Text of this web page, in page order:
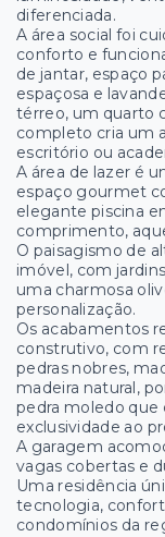
diferenciada.
A área social foi
conforto e
de jantar, espaço
espaçosa e
térreo, um quarto
completo cria um
escritório ou
A área de lazer é
espaço gourmet
elegante piscina
comprimento,
O paisagismo de
imóvel, com
uma charmosa
personalização.
Os acabamentos
construtivo, com
pedras nobres,
madeira natural,
pedra moledo que
exclusividade ao
A garagem
vagas cobertas e
Uma residência
tecnologia,
condomínios da